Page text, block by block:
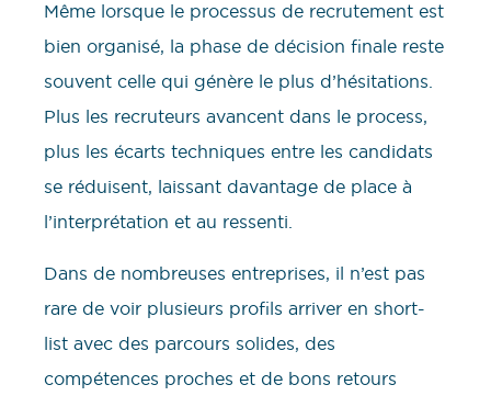
Même lorsque le processus de recrutement est
bien organisé, la phase de décision finale reste
souvent celle qui génère le plus d’hésitations.
Plus les recruteurs avancent dans le process,
plus les écarts techniques entre les candidats
se réduisent, laissant davantage de place à
l’interprétation et au ressenti.
Dans de nombreuses entreprises, il n’est pas
rare de voir plusieurs profils arriver en short-
list avec des parcours solides, des
compétences proches et de bons retours